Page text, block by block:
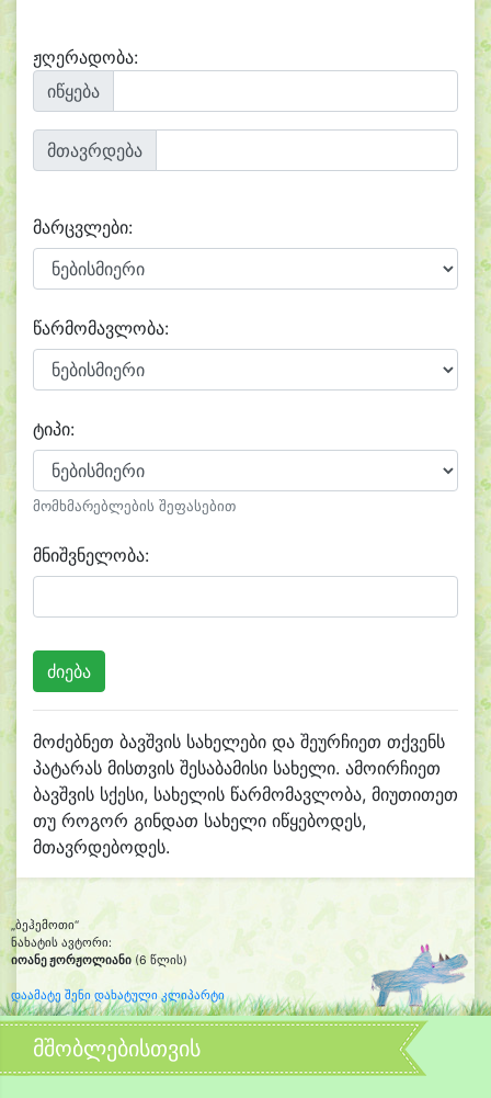
ჟღერადობა:
იწყება
მთავრდება
მარცვლები:
წარმომავლობა:
ტიპი:
მომხმარებლების შეფასებით
მნიშვნელობა:
მოძებნეთ ბავშვის სახელები და შეურჩიეთ თქვენს
პატარას მისთვის შესაბამისი სახელი. ამოირჩიეთ
ბავშვის სქესი, სახელის წარმომავლობა, მიუთითეთ
თუ როგორ გინდათ სახელი იწყებოდეს,
მთავრდებოდეს.
„ბეჰემოთი“
ნახატის ავტორი:
იოანე ჟორჟოლიანი(6 წლის)
დაამატე შენი დახატული კლიპარტი
მშობლებისთვის